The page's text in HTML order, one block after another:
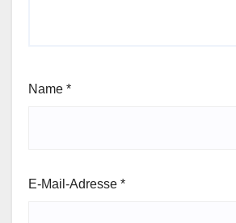
Name *
E-Mail-Adresse *